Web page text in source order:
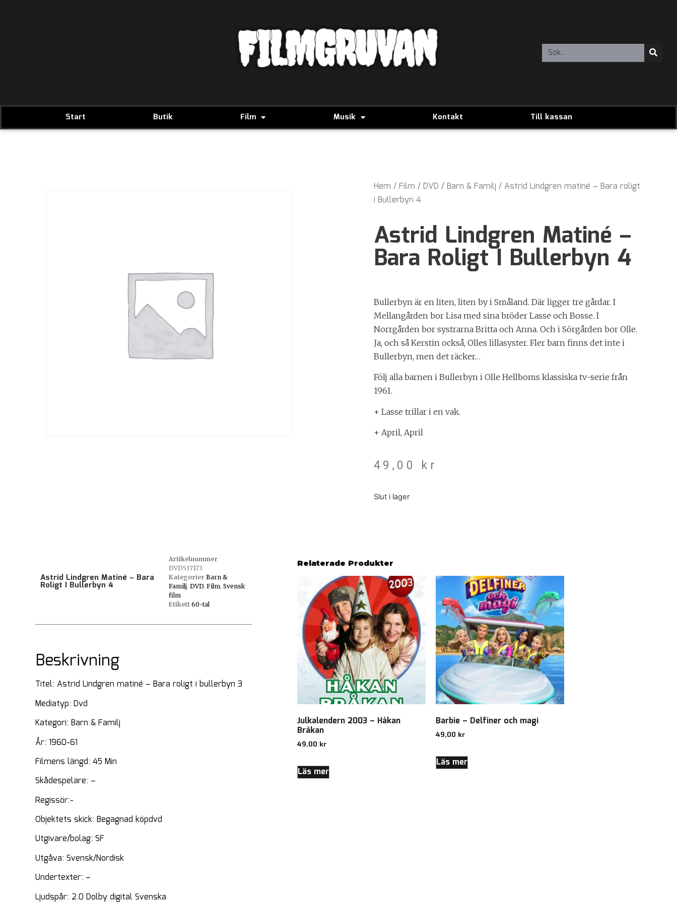
FILMGRUVAN
Start Butik Film Musik Kontakt Till kassan
Hem / Film / DVD / Barn & Familj / Astrid Lindgren matiné – Bara roligt
i Bullerbyn 4
Astrid Lindgren Matiné –
Bara Roligt I Bullerbyn 4
Bullerbyn är en liten, liten by i Småland. Där ligger tre gårdar. I
Mellangården bor Lisa med sina bröder Lasse och Bosse. I
Norrgården bor systrarna Britta och Anna. Och i Sörgården bor Olle.
Ja, och så Kerstin också, Olles lillasyster. Fler barn finns det inte i
Bullerbyn, men det räcker…
Följ alla barnen i Bullerbyn i Olle Hellboms klassiska tv-serie från
1961.
+ Lasse trillar i en vak.
+ April, April
49,00 kr
Slut i lager
Astrid Lindgren Matiné – Bara
Roligt I Bullerbyn 4
Artikelnummer
DVD537173
Kategorier Barn &
Familj, DVD, Film, Svensk
film
Etikett 60-tal
Beskrivning
Titel: Astrid Lindgren matiné – Bara roligt i bullerbyn 3
Mediatyp: Dvd
Kategori: Barn & Familj
År: 1960-61
Filmens längd: 45 Min
Skådespelare: –
Regissör:-
Objektets skick: Begagnad köpdvd
Utgivare/bolag: SF
Utgåva: Svensk/Nordisk
Undertexter: –
Ljudspår: 2.0 Dolby digital Svenska
Relaterade Produkter
Julkalendern 2003 – Håkan
Bråkan
49,00 kr
Läs mer
Barbie – Delfiner och magi
49,00 kr
Läs mer